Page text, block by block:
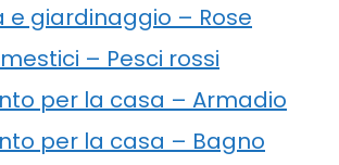
e giardinaggio – Rose
– Pesci rossi
per la casa – Armadio
per la casa – Bagno